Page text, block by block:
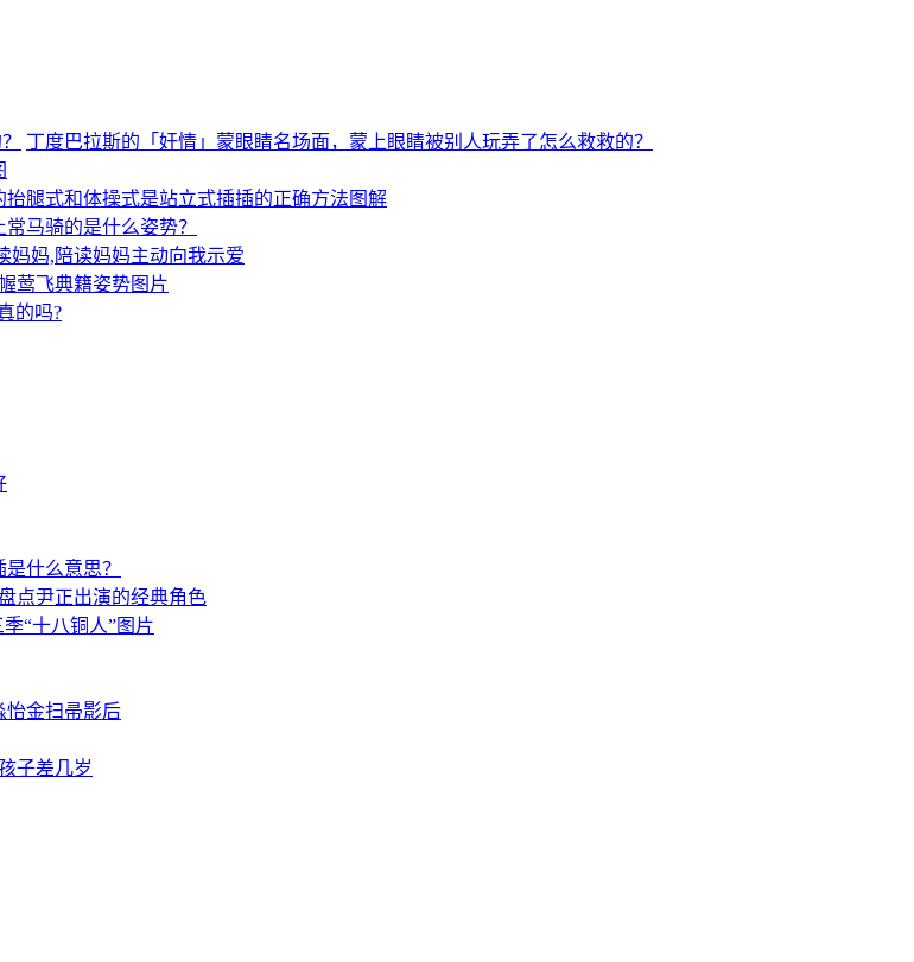
丁度巴拉斯的「奸情」蒙眼睛名场面，蒙上眼睛被别人玩弄了怎么救救的？
抬腿式和体操式是站立式插插的正确方法图解
马骑的是什么姿势？
妈妈,陪读妈妈主动向我示爱
莺飞典籍姿势图片
的吗?
什么意思？
点尹正出演的经典角色
“十八铜人”图片
怡金扫帚影后
子差几岁